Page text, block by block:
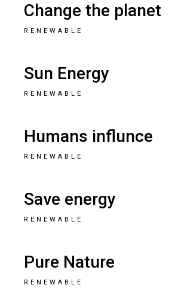
Change the planet
RENEWABLE
Sun Energy
RENEWABLE
Humans influnce
RENEWABLE
Save energy
RENEWABLE
Pure Nature
RENEWABLE